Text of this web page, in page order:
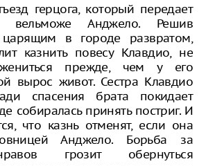
герцога, который передает
вельможе Анджело. Решив
в городе развратом,
казнить повесу Клавдио, не
прежде, чем у его
вырос живот. Сестра Клавдио
спасения брата покидает
собиралась принять постриг. И
что казнь отменят, если она
Анджело. Борьба за
грозит обернуться